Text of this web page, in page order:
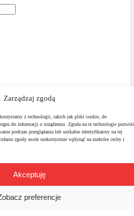
Zarządzaj zgodą
z technologii, takich jak pliki cookie, do
do informacji o urządzeniu. Zgoda na te technologie pozwoli
podczas przeglądania lub unikalne identyfikatory na tej
zgody może niekorzystnie wpłynąć na niektóre cechy i
Akceptuję
preferencje